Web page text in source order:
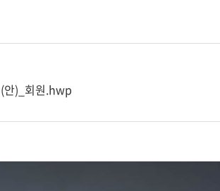
안)_회원.hwp